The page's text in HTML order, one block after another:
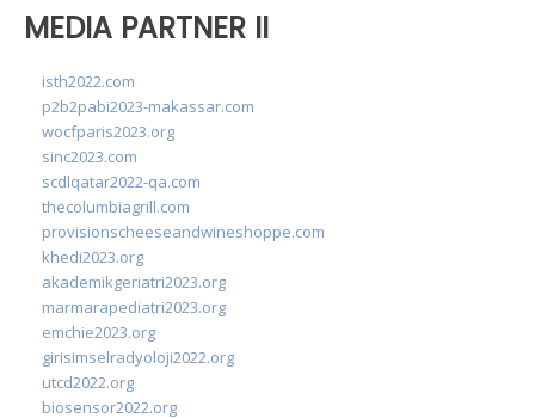
MEDIA PARTNER II
isth2022.com
p2b2pabi2023-makassar.com
wocfparis2023.org
sinc2023.com
scdlqatar2022-qa.com
thecolumbiagrill.com
provisionscheeseandwineshoppe.com
khedi2023.org
akademikgeriatri2023.org
marmarapediatri2023.org
emchie2023.org
girisimselradyoloji2022.org
utcd2022.org
biosensor2022.org